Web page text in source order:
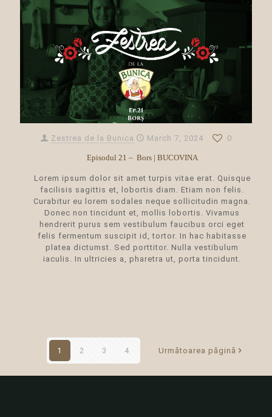
Zestrea de la Bunica March 7, 2024 0
Episodul 21 – Bors | BUCOVINA
Lorem ipsum dolor sit amet turpis vitae erat. Quisque
facilisis sagittis et, lobortis diam. Etiam non felis.
Curabitur eu lorem sodales neque sollicitudin magna.
Donec non tincidunt et, mollis lobortis. Vivamus
hendrerit purus sem vestibulum faucibus orci eget
felis fermentum suscipit id, tortor. In hac habitasse
platea dictumst. Sed porttitor. Nulla vestibulum
iaculis. In ultricies a, pharetra ut, porta tincidunt.
1 2 3 4 Următoarea păgină